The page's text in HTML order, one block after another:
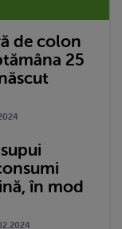
de colon
25
în mod